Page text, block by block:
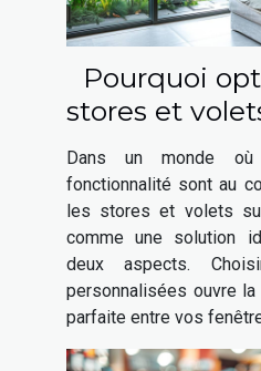
Pourquoi
stores et
Dans un monde
fonctionnalité sont au
les stores et volets
comme une solution
deux aspects.
personnalisées ouvre
parfaite entre vos